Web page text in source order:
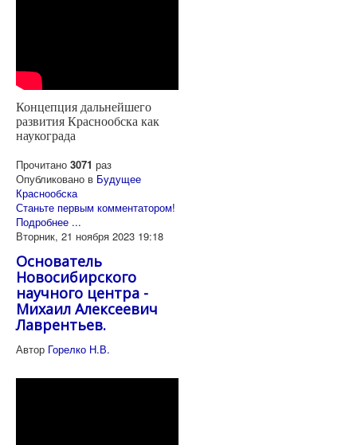
Концепция дальнейшего
развития Краснообска как
наукограда
Прочитано 3071 раз
Опубликовано в Будущее
Краснообска
Станьте первым комментатором!
Подробнее ...
Вторник, 21 ноября 2023 19:18
Основатель
Новосибирского
научного центра -
Михаил Алексеевич
Лаврентьев.
Автор Горелко Н.В.